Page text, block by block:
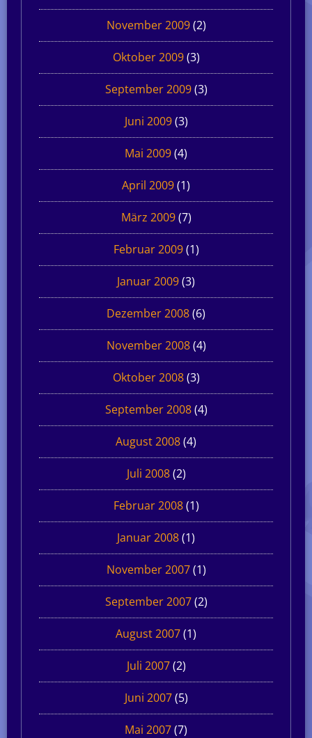
November 2009(2)
Oktober 2009(3)
September 2009(3)
Juni 2009(3)
Mai 2009(4)
April 2009(1)
März 2009(7)
Februar 2009(1)
Januar 2009(3)
Dezember 2008(6)
November 2008(4)
Oktober 2008(3)
September 2008(4)
August 2008(4)
Juli 2008(2)
Februar 2008(1)
Januar 2008(1)
November 2007(1)
September 2007(2)
August 2007(1)
Juli 2007(2)
Juni 2007(5)
Mai 2007(7)